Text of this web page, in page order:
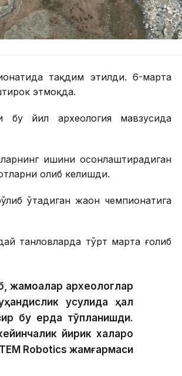
тақдим этилди. 6-марта
этмоқда.
бу йил археология мавзусида
ишини осонлаштирадиган
олиб келишди.
ўтадиган жаҳон чемпионатига
танловларда тўрт марта ғолиб
жамоалар археологлар
усулида ҳал
бу ерда тўпланишди.
йирик халқаро
Robotics жамғармаси